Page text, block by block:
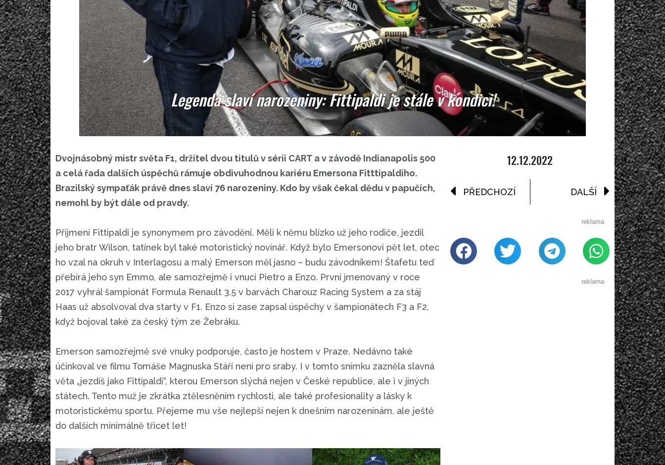
Legenda slaví narozeniny: Fittipaldi je stále v kondici!
Dvojnásobný mistr světa F1, držitel dvou titulů v sérii CART a v závodě Indianapolis 500
a celá řada dalších úspěchů rámuje obdivuhodnou kariéru Emersona Fitttipaldiho.
Brazilský sympaťák právě dnes slaví 76 narozeniny. Kdo by však čekal dědu v papučích,
nemohl by být dále od pravdy.
Příjmení Fittipaldi je synonymem pro závodění. Měli k němu blízko už jeho rodiče, jezdil
jeho bratr Wilson, tatínek byl také motoristický novinář. Když bylo Emersonovi pět let, otec
ho vzal na okruh v Interlagosu a malý Emerson měl jasno – budu závodníkem! Štafetu teď
přebírá jeho syn Emmo, ale samozřejmě i vnuci Pietro a Enzo. První jmenovaný v roce
2017 vyhrál šampionát Formula Renault 3.5 v barvách Charouz Racing System a za stáj
Haas už absolvoval dva starty v F1. Enzo si zase zapsal úspěchy v šampionátech F3 a F2,
když bojoval také za český tým ze Žebráku.
Emerson samozřejmě své vnuky podporuje, často je hostem v Praze. Nedávno také
účinkoval ve filmu Tomáše Magnuska Stáří není pro sraby. I v tomto snímku zazněla slavná
věta „jezdíš jako Fittipaldi“, kterou Emerson slýchá nejen v České republice, ale i v jiných
státech. Tento muž je zkrátka ztělesněním rychlosti, ale také profesionality a lásky k
motoristickému sportu. Přejeme mu vše nejlepší nejen k dnešním narozeninám, ale ještě
do dalších minimálně třicet let!
12.12.2022
PŘEDCHOZÍ DALŠÍ
reklama
reklama